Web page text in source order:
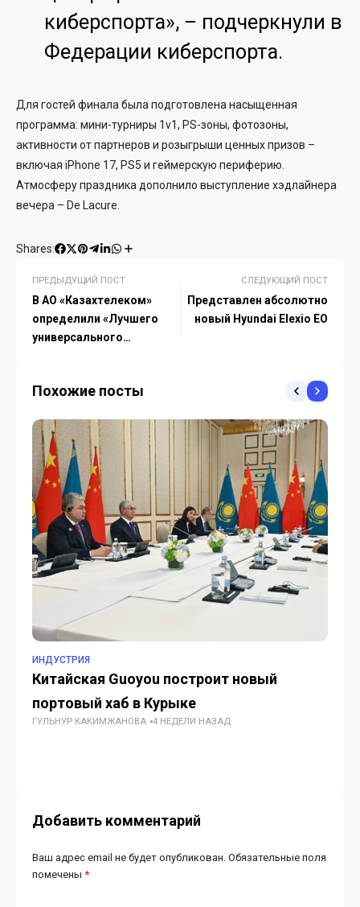
киберспорта», – подчеркнули в
Федерации киберспорта.
Для гостей финала была подготовлена насыщенная
программа: мини-турниры 1v1, PS-зоны, фотозоны,
активности от партнеров и розыгрыши ценных призов –
включая iPhone 17, PS5 и геймерскую периферию.
Атмосферу праздника дополнило выступление хэдлайнера
вечера – De Lacure.
Shares:
ПРЕДЫДУЩИЙ ПОСТ
В АО «Казахтелеком»
определили «Лучшего
универсального
СЛЕДУЮЩИЙ ПОСТ
Представлен абсолютно
новый Hyundai Elexio EO
Похожие посты
ИНДУСТРИЯ
Китайская Guoyou построит новый
портовый хаб в Курыке
ГУЛЬНУР КАКИМЖАНОВА 4 НЕДЕЛИ НАЗАД
Добавить комментарий
Ваш адрес email не будет опубликован. Обязательные поля
помечены *